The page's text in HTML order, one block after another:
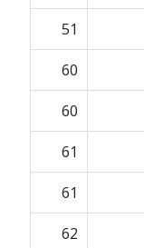
51
60
60
61
61
62